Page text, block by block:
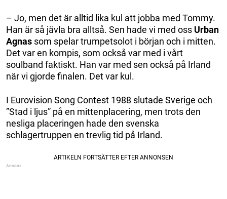
– Jo, men det är alltid lika kul att jobba med Tommy.
Han är så jävla bra alltså. Sen hade vi med oss Urban
Agnas som spelar trumpetsolot i början och i mitten.
Det var en kompis, som också var med i vårt
soulband faktiskt. Han var med sen också på Irland
när vi gjorde finalen. Det var kul.
I Eurovision Song Contest 1988 slutade Sverige och
”Stad i ljus” på en mittenplacering, men trots den
nesliga placeringen hade den svenska
schlagertruppen en trevlig tid på Irland.